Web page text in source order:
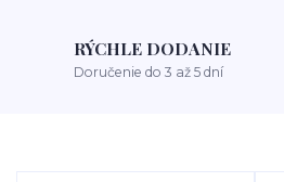
RÝCHLE DODANIE
Doručenie do 3 až 5 dní